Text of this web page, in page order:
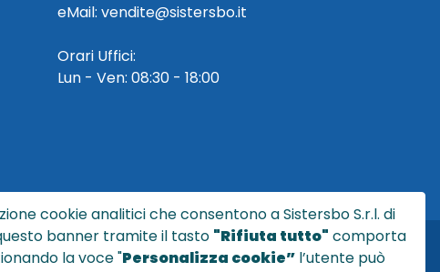
eMail: vendite@sistersbo.it
Orari Uffici:
Lun - Ven: 08:30 - 18:00
cookie analitici che consentono a Sistersbo S.r.l. di
banner tramite il tasto "Rifiuta tutto" comporta
la voce "Personalizza cookie”l’utente può